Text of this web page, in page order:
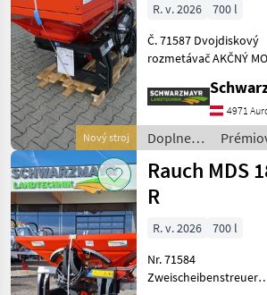
Nový stroj
R. v. 2026
700 l
Č. 71587 Dvojdiskový
rozmetávač AKČNÝ
- so šírkou nádrže 180
výškou plnenia 91 cm
hydraulickým
jednotlivých
4971
Doplnenie
živin a
polievanie
/ Rauch
Rauch MDS
R
R. v. 2026
700 l
Nr. 71584
Zweischeibenstreuer